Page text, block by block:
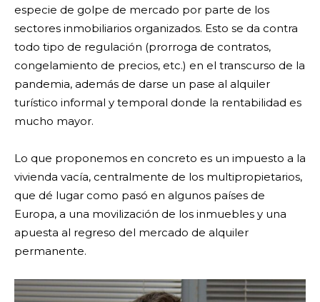
especie de golpe de mercado por parte de los
sectores inmobiliarios organizados. Esto se da contra
todo tipo de regulación (prorroga de contratos,
congelamiento de precios, etc.) en el transcurso de la
pandemia, además de darse un pase al alquiler
turístico informal y temporal donde la rentabilidad es
mucho mayor.
Lo que proponemos en concreto es un impuesto a la
vivienda vacía, centralmente de los multipropietarios,
que dé lugar como pasó en algunos países de
Europa, a una movilización de los inmuebles y una
apuesta al regreso del mercado de alquiler
permanente.